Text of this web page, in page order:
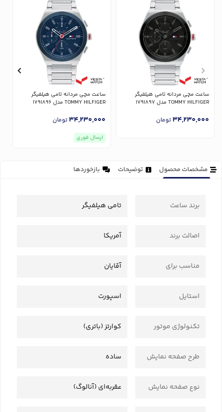
ساعت مچی مردانه تامی هیلفیگر
TOMMY HILFIGER مدل 1791897
34,230,000تومان
ساعت مچی مردانه تامی هیلفیگر
TOMMY HILFIGER مدل 1791896
34,230,000تومان
ارسال فوری
مشخصات محصول توضیحات بازخوردها
برند ساعت تامی هیلفیگر
اصالت برند آمریکا
مناسب برای آقایان
استایل اسپورت
تکنولوژی موتور کوارتز (باتری)
طرح صفحه نمایش ساده
نوع صفحه نمایش عقربه‌ای (آنالوگ)